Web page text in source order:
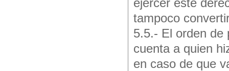
ejercer este
tampoco
5.5.- El orden de
cuenta a quien
en caso de que